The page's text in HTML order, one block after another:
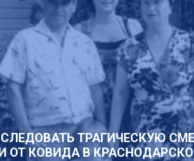
ТРАГИЧЕСКУЮ
ОТ КОВИДА В